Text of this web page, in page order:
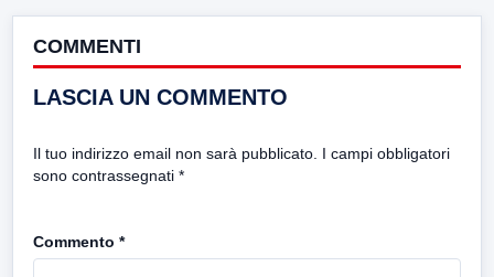
COMMENTI
LASCIA UN COMMENTO
Il tuo indirizzo email non sarà pubblicato. I campi obbligatori
sono contrassegnati *
Commento *